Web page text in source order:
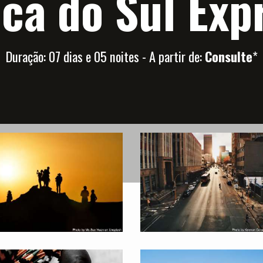
Duração: 07 dias e 05 noites - A partir de:Consulte*